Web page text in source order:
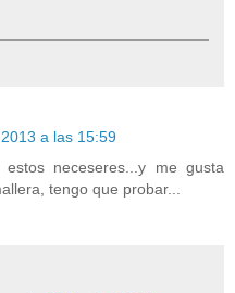
a las 15:59
neceseres...y me gusta
tengo que probar...